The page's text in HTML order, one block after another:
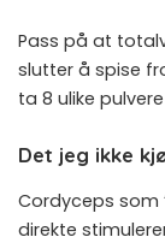
Pass på at
slutter å spise
ta 8 ulike
Det jeg ikke
Cordyceps som
direkte